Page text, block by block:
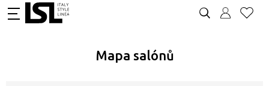
Mapa salónů